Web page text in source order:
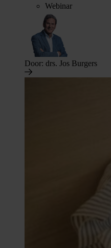
Webinar
Door: drs. Jos Burgers